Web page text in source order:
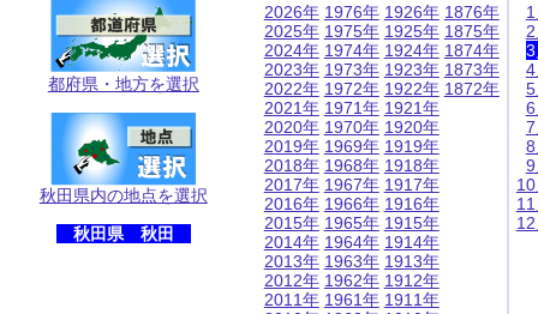
都府県・地方を選択
秋田県内の地点を選択
秋田県 秋田
2026年
2025年
2024年
2023年
2022年
2021年
2020年
2019年
2018年
2017年
2016年
2015年
2014年
2013年
2012年
2011年
1976年
1975年
1974年
1973年
1972年
1971年
1970年
1969年
1968年
1967年
1966年
1965年
1964年
1963年
1962年
1961年
1926年
1925年
1924年
1923年
1922年
1921年
1920年
1919年
1918年
1917年
1916年
1915年
1914年
1913年
1912年
1911年
1876年
1875年
1874年
1873年
1872年